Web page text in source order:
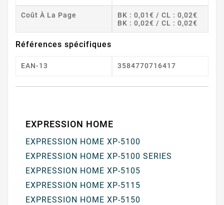
Coût À La Page
BK : 0,01€ / CL : 0,02€
BK : 0,02€ / CL : 0,02€
Références spécifiques
EAN-13 3584770716417
EXPRESSION HOME
EXPRESSION HOME XP-5100
EXPRESSION HOME XP-5100 SERIES
EXPRESSION HOME XP-5105
EXPRESSION HOME XP-5115
EXPRESSION HOME XP-5150